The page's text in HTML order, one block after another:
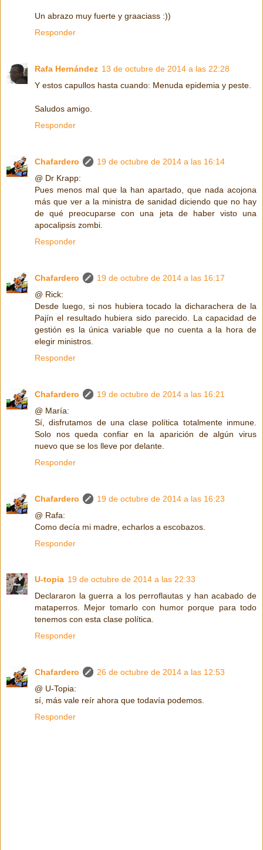
Un abrazo muy fuerte y graaciass :))
Responder
Rafa Hernández 13 de octubre de 2014 a las 22:28
Y estos capullos hasta cuando: Menuda epidemia y peste.
Saludos amigo.
Responder
Chafardero
19 de octubre de 2014 a las 16:14
@ Dr Krapp:
Pues menos mal que la han apartado, que nada acojona
más que ver a la ministra de sanidad diciendo que no hay
de qué preocuparse con una jeta de haber visto una
apocalipsis zombi.
Responder
Chafardero
19 de octubre de 2014 a las 16:17
@ Rick:
Desde luego, si nos hubiera tocado la dicharachera de la
Pajín el resultado hubiera sido parecido. La capacidad de
gestión es la única variable que no cuenta a la hora de
elegir ministros.
Responder
Chafardero
19 de octubre de 2014 a las 16:21
@ María:
Sí, disfrutamos de una clase política totalmente inmune.
Solo nos queda confiar en la aparición de algún virus
nuevo que se los lleve por delante.
Responder
Chafardero
19 de octubre de 2014 a las 16:23
@ Rafa:
Como decía mi madre, echarlos a escobazos.
Responder
U-topia 19 de octubre de 2014 a las 22:33
Declararon la guerra a los perroflautas y han acabado de
mataperros. Mejor tomarlo con humor porque para todo
tenemos con esta clase política.
Responder
Chafardero
26 de octubre de 2014 a las 12:53
@ U-Topia:
sí, más vale reír ahora que todavía podemos.
Responder